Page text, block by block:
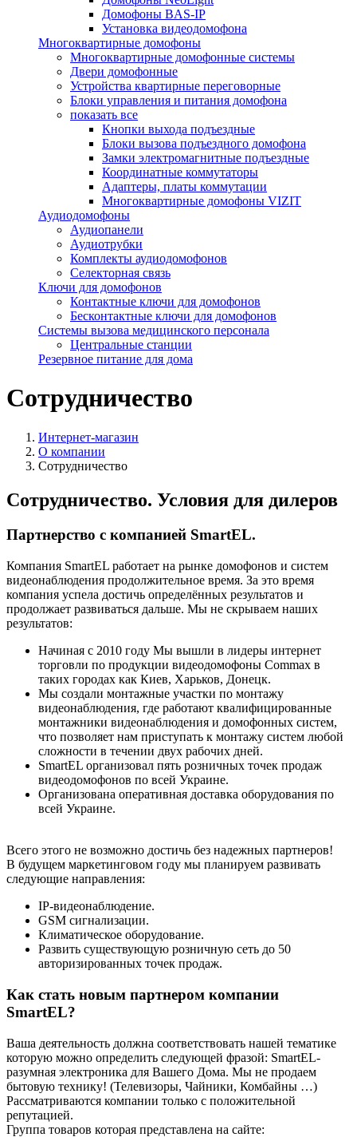
Домофоны BAS-IP
Установка видеодомофона
Многоквартирные домофоны
Многоквартирные домофонные системы
Двери домофонные
Устройства квартирные переговорные
Блоки управления и питания домофона
показать все
Кнопки выхода подъездные
Блоки вызова подъездного домофона
Замки электромагнитные подъездные
Координатные коммутаторы
Адаптеры, платы коммутации
Многоквартирные домофоны VIZIT
Аудиодомофоны
Аудиопанели
Аудиотрубки
Комплекты аудиодомофонов
Селекторная связь
Ключи для домофонов
Контактные ключи для домофонов
Бесконтактные ключи для домофонов
Системы вызова медицинского персонала
Центральные станции
Резервное питание для дома
Сотрудничество
Интернет-магазин
О компании
Сотрудничество
Сотрудничество. Условия для дилеров
Партнерство с компанией SmartEL.
Компания SmartEL работает на рынке домофонов и систем
видеонаблюдения продолжительное время. За это время
компания успела достичь определённых результатов и
продолжает развиваться дальше. Мы не скрываем наших
результатов:
Начиная с 2010 году Мы вышли в лидеры интернет
торговли по продукции видеодомофоны Commax в
таких городах как Киев, Харьков, Донецк.
Мы создали монтажные участки по монтажу
видеонаблюдения, где работают квалифицированные
монтажники видеонаблюдения и домофонных систем,
что позволяет нам приступать к монтажу систем любой
сложности в течении двух рабочих дней.
SmartEL организовал пять розничных точек продаж
видеодомофонов по всей Украине.
Организована оперативная доставка оборудования по
всей Украине.
Всего этого не возможно достичь без надежных партнеров!
В будущем маркетинговом году мы планируем развивать
следующие направления:
IP-видеонаблюдение.
GSM сигнализации.
Климатическое оборудование.
Развить существующую розничную сеть до 50
авторизированных точек продаж.
Как стать новым партнером компании
SmartEL?
Ваша деятельность должна соответствовать нашей тематике
которую можно определить следующей фразой: SmartEL-
разумная электроника для Вашего Дома. Мы не продаем
бытовую технику! (Телевизоры, Чайники, Комбайны …)
Рассматриваются компании только с положительной
репутацией.
Группа товаров которая представлена на сайте: